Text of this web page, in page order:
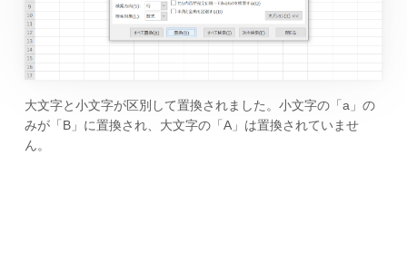
大文字と小文字が区別して置換されました。小文字の「a」の
みが「B」に置換され、大文字の「A」は置換されていませ
ん。